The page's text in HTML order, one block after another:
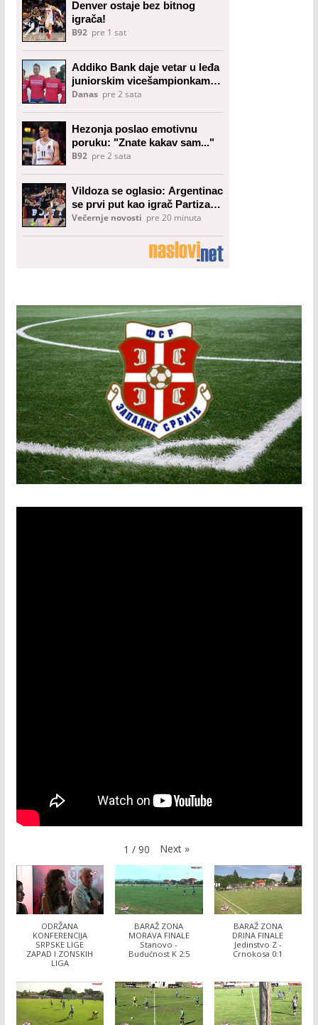
1 / 90 Next »
ODRŽANA
KONFERENCIJA
SRPSKE LIGE
ZAPAD I ZONSKIH
LIGA
BARAŽ ZONA
MORAVA FINALE
Stanovo -
Budućnost K 2:5
BARAŽ ZONA
DRINA FINALE
Jedinstvo Z -
Crnokosa 0:1